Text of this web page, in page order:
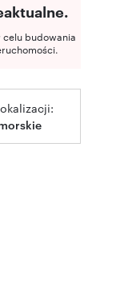
celu budowania